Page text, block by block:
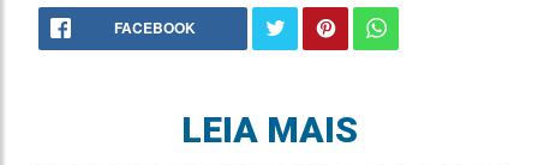
FACEBOOK
LEIA MAIS